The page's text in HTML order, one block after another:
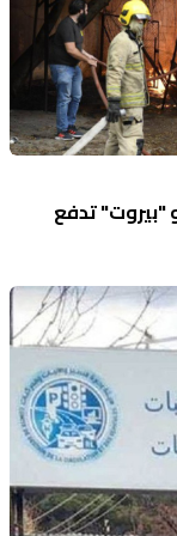
"بيروت" تدفع